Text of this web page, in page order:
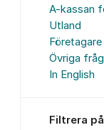
A-kassan
Utland
Företagare
Övriga
In English
Filtrera